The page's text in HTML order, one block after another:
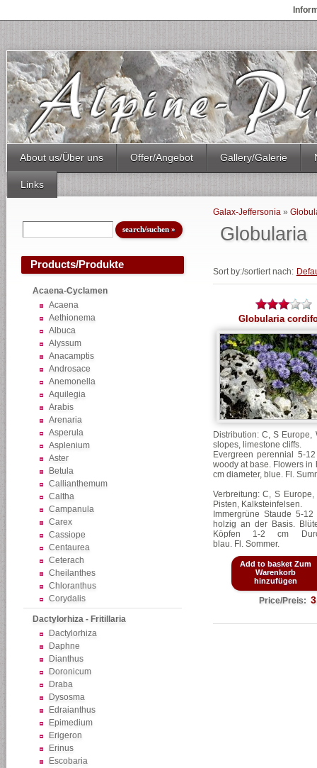
About us/Über uns Offer/Angebot Gallery/Galerie
Links
Products/Produkte
Acaena-Cyclamen
Acaena
Aethionema
Albuca
Alyssum
Anacamptis
Androsace
Anemonella
Aquilegia
Arabis
Arenaria
Asperula
Asplenium
Aster
Betula
Callianthemum
Caltha
Campanula
Carex
Cassiope
Centaurea
Ceterach
Cheilanthes
Chloranthus
Corydalis
Dactylorhiza - Fritillaria
Dactylorhiza
Daphne
Dianthus
Doronicum
Draba
Dysosma
Edraianthus
Epimedium
Erigeron
Erinus
Escobaria
Globularia
Galax-Jeffersonia»
Sort by:/sortiert nach:
Globularia
Distribution: C, S Europe,
slopes, limestone cliffs.
Evergreen perennial 5-
woody at base. Flowers in
cm diameter, blue. Fl.
Verbreitung: C, S Europe,
Pisten, Kalksteinfelsen.
Immergrüne Staude 5-
holzig an der Basis.
Köpfen 1-2 cm
blau. Fl. Sommer.
Add to basket Zum
Warenkorb
hinzufügen
Price/Preis: